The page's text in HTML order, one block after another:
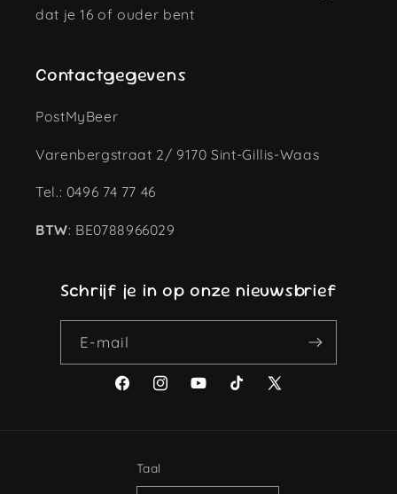
dat je 16 of ouder bent
Contactgegevens
PostMyBeer
Varenbergstraat 2/ 9170 Sint-Gillis-Waas
Tel.: 0496 74 77 46
BTW: BE0788966029
Schrijf je in op onze nieuwsbrief
E‑mail
FacebookInstagramYouTubeTikTokX
Taal